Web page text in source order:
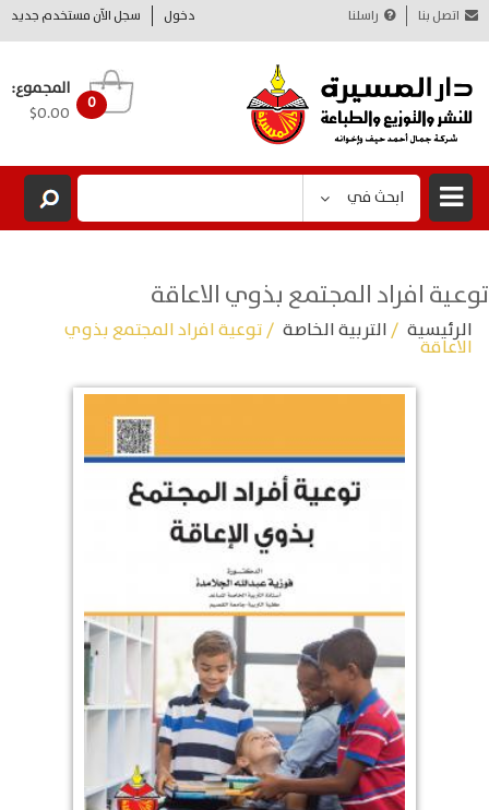
دخول سجل الآن مستخدم جديد اتصل بنا راسلنا
0
المجموع:
$0.00
ابحث في
توعية افراد المجتمع بذوي الاعاقة
الرئيسية /التربية الخاصة / توعية افراد المجتمع بذوي
الاعاقة